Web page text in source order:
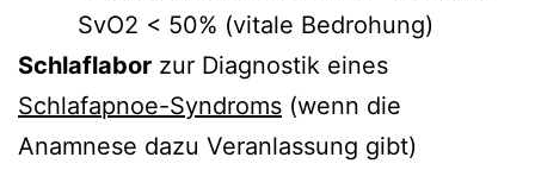
SvO2 < 50% (vitale Bedrohung)
Schlaflabor zur Diagnostik eines
Schlafapnoe-Syndroms (wenn die
Anamnese dazu Veranlassung gibt)